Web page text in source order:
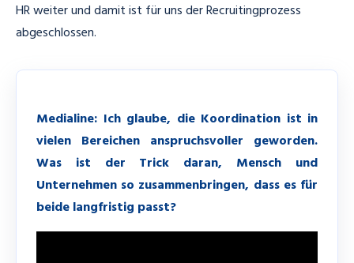
HR weiter und damit ist für uns der Recruitingprozess
abgeschlossen.
Medialine: Ich glaube, die Koordination ist in
vielen Bereichen anspruchsvoller geworden.
Was ist der Trick daran, Mensch und
Unternehmen so zusammenbringen, dass es für
beide langfristig passt?